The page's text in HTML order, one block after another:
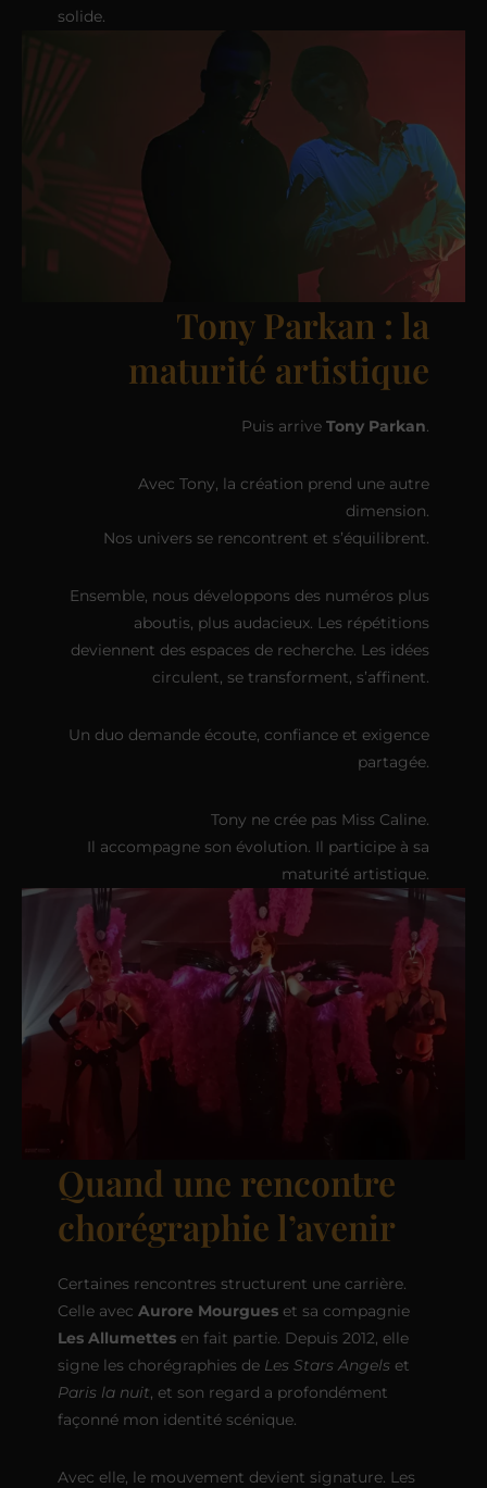
solide.
Tony Parkan : la
maturité artistique
Puis arriveTony Parkan.
Avec Tony, la création prend une autre
dimension.
Nos univers se rencontrent et s’équilibrent.
Ensemble, nous développons des numéros plus
aboutis, plus audacieux. Les répétitions
deviennent des espaces de recherche. Les idées
circulent, se transforment, s’affinent.
Un duo demande écoute, confiance et exigence
partagée.
Tony ne crée pas Miss Caline.
Il accompagne son évolution. Il participe à sa
maturité artistique.
Quand une rencontre
chorégraphie l’avenir
Certaines rencontres structurent une carrière.
Celle avec Aurore Mourgueset sa compagnie
Les Allumettesen fait partie. Depuis 2012, elle
signe les chorégraphies de Les Stars Angelset
Paris la nuit, et son regard a profondément
façonné mon identité scénique.
Avec elle, le mouvement devient signature. Les